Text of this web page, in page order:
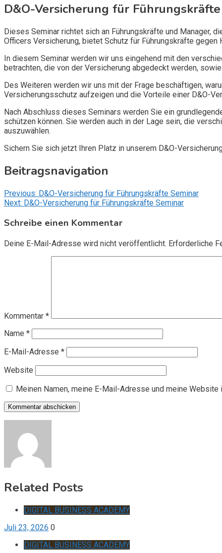
D&O-Versicherung für
Dieses Seminar richtet sich an Führungskräfte und Manager,
Officers Versicherung, bietet Schutz für Führungskräfte
In diesem Seminar werden wir uns eingehend mit den
betrachten, die von der Versicherung abgedeckt werden,
Des Weiteren werden wir uns mit der Frage beschäftigen,
Versicherungsschutz aufzeigen und die Vorteile einer D&O-
Nach Abschluss dieses Seminars werden Sie ein
schützen können. Sie werden auch in der Lage sein, die
auszuwählen.
Sichern Sie sich jetzt Ihren Platz in unserem D&O-
Beitragsnavigation
Previous: D&O-Versicherung für Führungskräfte Seminar
Next: D&O-Versicherung für Führungskräfte Seminar
Schreibe einen Kommentar
Deine E-Mail-Adresse wird nicht veröffentlicht. Erforderliche
Kommentar *
Name *
E-Mail-Adresse *
Website
Meinen Namen, meine E-Mail-Adresse und meine
Related Posts
DIGITAL BUSINESS ACADEMY
Juli 23, 2026 0
DIGITAL BUSINESS ACADEMY